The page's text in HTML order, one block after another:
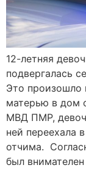
12-летняя
подвергалась
Это произошло
матерью в дом
МВД ПМР,
ней переехала
отчима.
был